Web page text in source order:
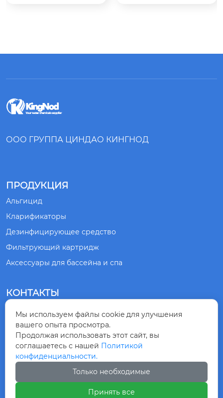
Оперативная отгру
ООО ГРУППА ЦИНДАО КИНГНОД
ПРОДУКЦИЯ
Альгицид
Кларификаторы
Дезинфицирующее средство
Фильтрующий картридж
Аксессуары для бассейна и спа
КОНТАКТЫ

ПРОВИНЦИЯ ШАНЬДУН, КИТАЙ
 +86-532-83875218
+8615863099230
Мы используем файлы cookie для улучшения
вашего опыта просмотра.
Продолжая использовать этот сайт, вы
соглашаетесь с нашей Политикой
конфиденциальности.
Только необходимые
Принять все